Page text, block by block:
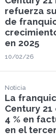
refuerza
de
en 2025
10/02/26
Noticia
La
Century
4 % en
en el